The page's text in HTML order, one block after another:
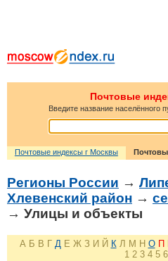
Почтовые
Введите название населённого
Почтовые индексы г Москвы
Регионы России →
Хлевенский район →
→ Улицы и объекты
А Б В Г Д Е Ж З И Й К Л М Н О П
1 2 3 4 5 6